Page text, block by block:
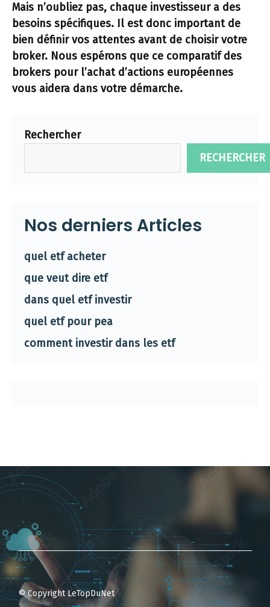
Mais n’oubliez pas, chaque investisseur a des
besoins spécifiques. Il est donc important de
bien définir vos attentes avant de choisir votre
broker. Nous espérons que ce comparatif des
brokers pour l’achat d’actions européennes
vous aidera dans votre démarche.
Rechercher
RECHERCHER
Nos derniers Articles
quel etf acheter
que veut dire etf
dans quel etf investir
quel etf pour pea
comment investir dans les etf
© Copyright LeTopDuNet